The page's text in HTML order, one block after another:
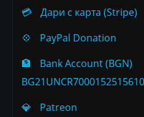
💳
Дари с карта (Stripe)
💠
PayPal Donation
🏦
Bank Account (BGN)
💎
Patreon